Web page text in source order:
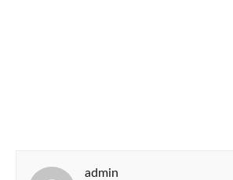
admin